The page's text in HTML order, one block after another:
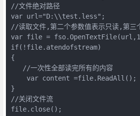
//文件绝对路径
var url="D:\\test.less";
//读取文件,第二个参数值表示只读,第
var file =
if(!file.atendofstream)
{
   //一次性全部读完所有的内容
var content
}
//关闭文件流
file.close();